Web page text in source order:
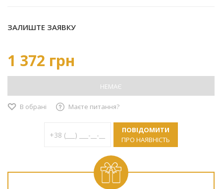
ЗАЛИШТЕ ЗАЯВКУ
1 372 грн
НЕМАЄ
В обрані Маєте питання?
ПОВІДОМИТИ
ПРО НАЯВНІСТЬ